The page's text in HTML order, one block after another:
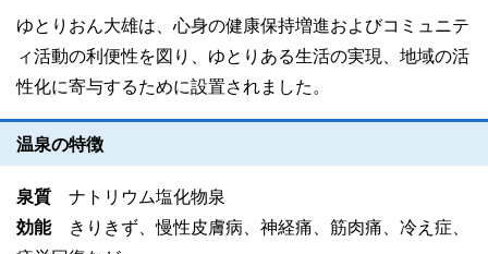
ゆとりおん大雄は、心身の健康保持増進およびコミュニテ
ィ活動の利便性を図り、ゆとりある生活の実現、地域の活
性化に寄与するために設置されました。
温泉の特徴
泉質 ナトリウム塩化物泉
効能
きりきず、慢性皮膚病、神経痛、筋肉痛、冷え症、